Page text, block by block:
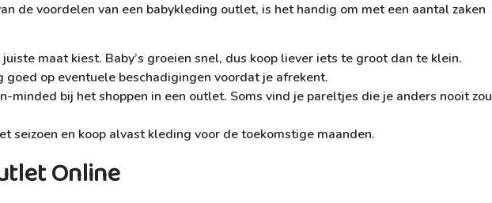
de voordelen van een babykleding outlet, is het handig om met een aantal zaken
maat kiest. Baby’s groeien snel, dus koop liever iets te groot dan te klein.
goed op eventuele beschadigingen voordat je afrekent.
minded bij het shoppen in een outlet. Soms vind je pareltjes die je anders nooit zou
seizoen en koop alvast kleding voor de toekomstige maanden.
Online